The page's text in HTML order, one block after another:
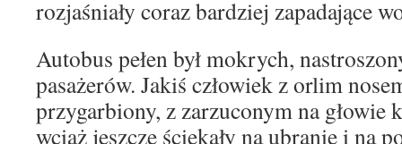
rozjaśniały coraz bardziej zapadające
Autobus pełen był mokrych,
pasażerów. Jakiś człowiek z orlim
przygarbiony, z zarzuconym na głowie
wciąż jeszcze ściekały na ubranie i na